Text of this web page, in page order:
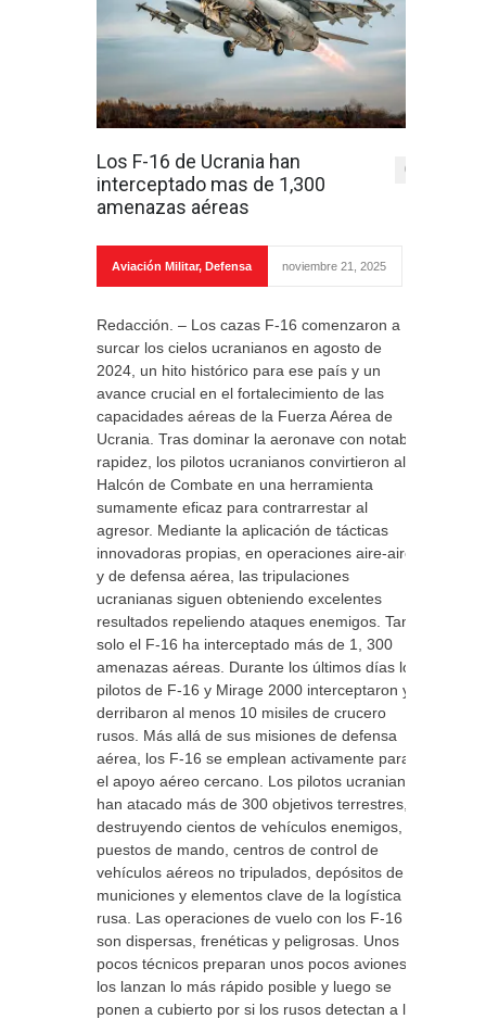
Los F-16 de Ucrania han
interceptado mas de 1,300
amenazas aéreas
0
Aviación Militar, Defensa noviembre 21, 2025
Redacción. – Los cazas F-16 comenzaron a
surcar los cielos ucranianos en agosto de
2024, un hito histórico para ese país y un
avance crucial en el fortalecimiento de las
capacidades aéreas de la Fuerza Aérea de
Ucrania. Tras dominar la aeronave con notable
rapidez, los pilotos ucranianos convirtieron al
Halcón de Combate en una herramienta
sumamente eficaz para contrarrestar al
agresor. Mediante la aplicación de tácticas
innovadoras propias, en operaciones aire-aire
y de defensa aérea, las tripulaciones
ucranianas siguen obteniendo excelentes
resultados repeliendo ataques enemigos. Tan
solo el F-16 ha interceptado más de 1, 300
amenazas aéreas. Durante los últimos días los
pilotos de F-16 y Mirage 2000 interceptaron y
derribaron al menos 10 misiles de crucero
rusos. Más allá de sus misiones de defensa
aérea, los F-16 se emplean activamente para
el apoyo aéreo cercano. Los pilotos ucranianos
han atacado más de 300 objetivos terrestres,
destruyendo cientos de vehículos enemigos,
puestos de mando, centros de control de
vehículos aéreos no tripulados, depósitos de
municiones y elementos clave de la logística
rusa. Las operaciones de vuelo con los F-16
son dispersas, frenéticas y peligrosas. Unos
pocos técnicos preparan unos pocos aviones,
los lanzan lo más rápido posible y luego se
ponen a cubierto por si los rusos detectan a los